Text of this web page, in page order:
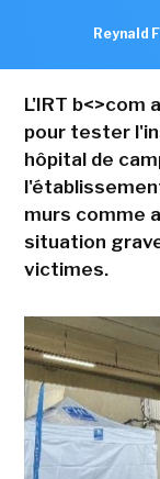
Reynald
L'IRT b<>com
pour tester
hôpital de
murs comme
situation
victimes.